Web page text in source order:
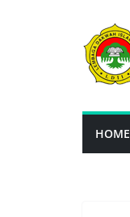
HOME